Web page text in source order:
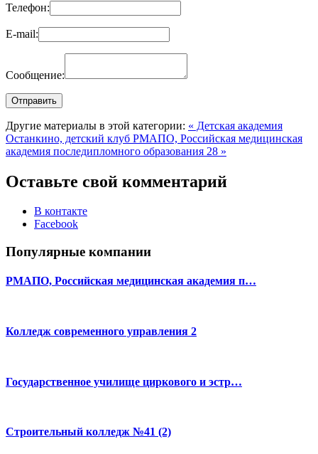
Телефон:
E-mail:
Сообщение:
Другие материалы в этой категории: « Детская академия
Останкино, детский клуб РМАПО, Российская медицинская
академия последипломного образования 28 »
Оставьте свой комментарий
В контакте
Facebook
Популярные компании
РМАПО, Российская медицинская академия п…
Колледж современного управления 2
Государственное училище циркового и эстр…
Строительный колледж №41 (2)